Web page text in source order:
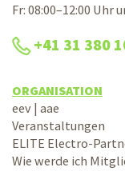
Fr: 08:00–12:00 Uhr
+41 31 380
ORGANISATION
eev | aae
Veranstaltungen
ELITE Electro-
Wie werde ich